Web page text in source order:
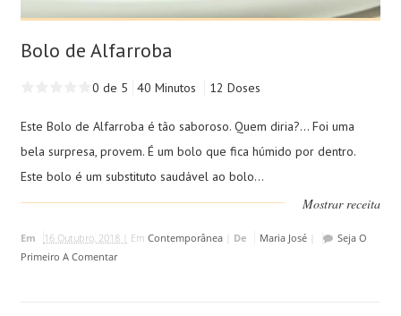
Bolo de Alfarroba
0 de 5 40 Minutos 12 Doses
Este Bolo de Alfarroba é tão saboroso. Quem diria?... Foi uma
bela surpresa, provem. É um bolo que fica húmido por dentro.
Este bolo é um substituto saudável ao bolo...
Mostrar receita
Em 16 Outubro, 2018 | Em Contemporânea| De Maria José|
Seja O
Primeiro A Comentar